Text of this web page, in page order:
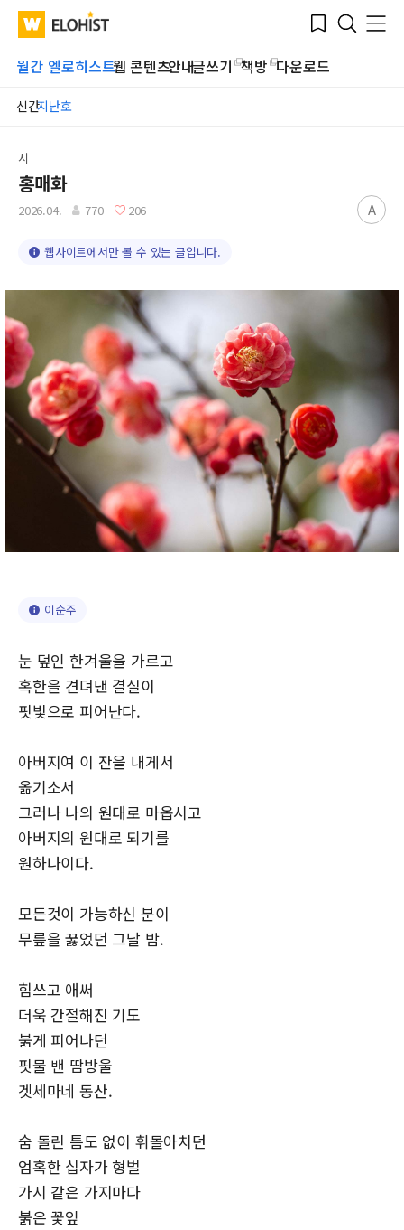
WATV Elohist-
Home
Bookmark
Search
Menu
월간 엘로히스트웹 콘텐츠안내글쓰기 책방 다운로드
신간지난호
Submit
시
홍매화
2026.04. 770 206 A
웹사이트에서만 볼 수 있는 글입니다.
이순주
눈 덮인 한겨울을 가르고
혹한을 견뎌낸 결실이
핏빛으로 피어난다.
아버지여 이 잔을 내게서
옮기소서
그러나 나의 원대로 마옵시고
아버지의 원대로 되기를
원하나이다.
모든것이 가능하신 분이
무릎을 꿇었던 그날 밤.
힘쓰고 애써
더욱 간절해진 기도
붉게 피어나던
핏물 밴 땀방울
겟세마네 동산.
숨 돌린 틈도 없이 휘몰아치던
엄혹한 십자가 형벌
가시 같은 가지마다
붉은 꽃잎